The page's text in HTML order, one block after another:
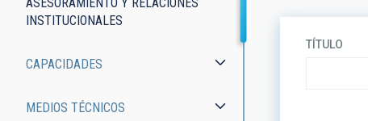
a
la
navegación
TÍTULO
Tecnología
INSTITUCIONALES
CAPACIDADES
MEDIOS TÉCNICOS